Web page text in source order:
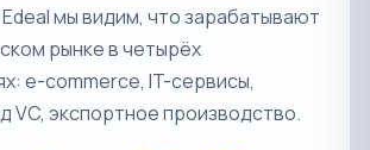
мы видим, что зарабатывают
рынке в четырёх
e-commerce, IT-сервисы,
VC, экспортное производство.